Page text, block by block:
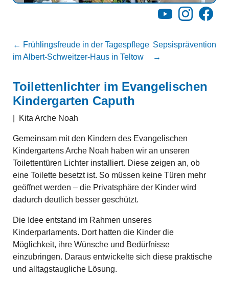
YouTubeInstagram
← Frühlingsfreude in der Tagespflege
im Albert-Schweitzer-Haus in Teltow
Sepsisprävention
→
Toilettenlichter im Evangelischen
Kindergarten Caputh
Kita Arche Noah
Gemeinsam mit den Kindern des Evangelischen
Kindergartens Arche Noah haben wir an unseren
Toilettentüren Lichter installiert. Diese zeigen an, ob
eine Toilette besetzt ist. So müssen keine Türen mehr
geöffnet werden – die Privatsphäre der Kinder wird
dadurch deutlich besser geschützt.
Die Idee entstand im Rahmen unseres
Kinderparlaments. Dort hatten die Kinder die
Möglichkeit, ihre Wünsche und Bedürfnisse
einzubringen. Daraus entwickelte sich diese praktische
und alltagstaugliche Lösung.